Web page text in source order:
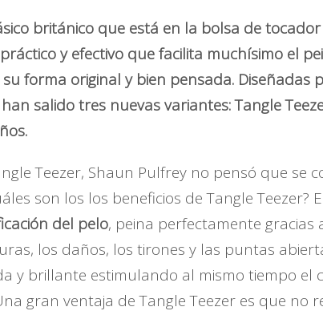
británico que está en la bolsa de
y efectivo que facilita muchísimo el
forma original y bien pensada. Diseñadas
salido tres nuevas variantes: Tangle
Teezer, Shaun Pulfrey no pensó que se
son los los beneficios de Tangle Teezer?
del pelo, peina perfectamente gracias
los daños, los tirones y las puntas
y brillante estimulando al mismo tiempo el
gran ventaja de Tangle Teezer es que no